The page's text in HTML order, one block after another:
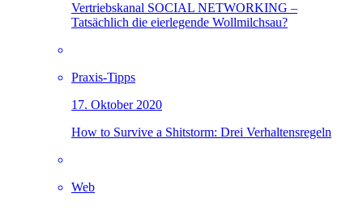
Vertriebskanal SOCIAL NETWORKING –
Tatsächlich die eierlegende Wollmilchsau?
Praxis-Tipps
17. Oktober 2020
How to Survive a Shitstorm: Drei Verhaltensregeln
Web